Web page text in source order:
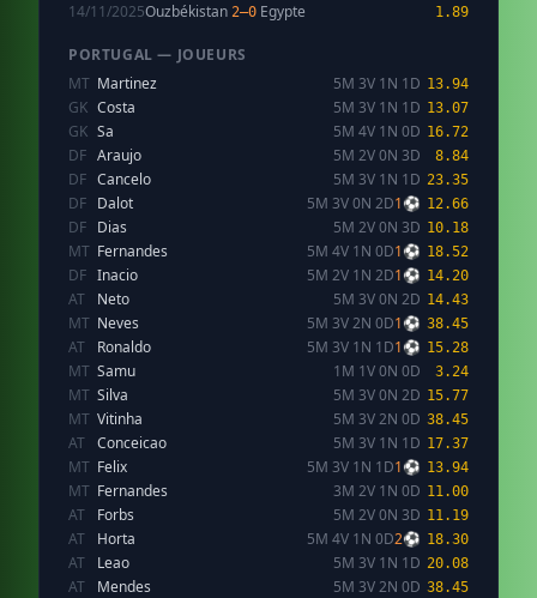
14/11/2025Ouzbékistan 2–0 Egypte 1.89
PORTUGAL — JOUEURS
MT Martinez 5M 3V 1N 1D 13.94
GK Costa 5M 3V 1N 1D 13.07
GK Sa 5M 4V 1N 0D 16.72
DF Araujo 5M 2V 0N 3D 8.84
DF Cancelo 5M 3V 1N 1D 23.35
DF Dalot 5M 3V 0N 2D1⚽ 12.66
DF Dias 5M 2V 0N 3D 10.18
MT Fernandes 5M 4V 1N 0D1⚽ 18.52
DF Inacio 5M 2V 1N 2D1⚽ 14.20
AT Neto 5M 3V 0N 2D 14.43
MT Neves 5M 3V 2N 0D1⚽ 38.45
AT Ronaldo 5M 3V 1N 1D1⚽ 15.28
MT Samu 1M 1V 0N 0D 3.24
MT Silva 5M 3V 0N 2D 15.77
MT Vitinha 5M 3V 2N 0D 38.45
AT Conceicao 5M 3V 1N 1D 17.37
MT Felix 5M 3V 1N 1D1⚽ 13.94
MT Fernandes 3M 2V 1N 0D 11.00
AT Forbs 5M 2V 0N 3D 11.19
AT Horta 5M 4V 1N 0D2⚽ 18.30
AT Leao 5M 3V 1N 1D 20.08
AT Mendes 5M 3V 2N 0D 38.45